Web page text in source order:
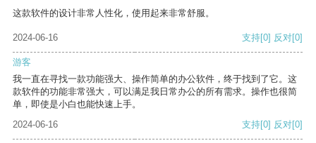
这款软件的设计非常人性化，使用起来非常舒服。
2024-06-16 支持[0] 反对[0]
游客
我一直在寻找一款功能强大、操作简单的办公软件，终于找到了它。这
款软件的功能非常强大，可以满足我日常办公的所有需求。操作也很简
单，即使是小白也能快速上手。
2024-06-16
支持[0] 反对[0]